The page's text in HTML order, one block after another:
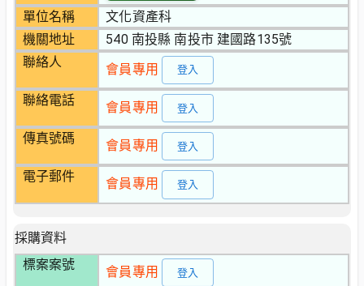
單位名稱
文化資產科
機關地址
540 南投縣 南投市 建國路135號
聯絡人
會員專用 登入
聯絡電話 會員專用 登入
傳真號碼 會員專用 登入
電子郵件 會員專用 登入
採購資料
標案案號
會員專用 登入